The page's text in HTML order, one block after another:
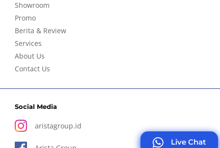
Showroom
Promo
Berita & Review
Services
About Us
Contact Us
Social Media
aristagroup.id
Live Chat